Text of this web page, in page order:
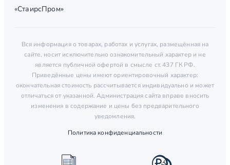
«СтаирсПром»
Вся информация о товарах, работах и услугах, размещённая на
сайте, носит исключительно ознакомительный характер и не
является публичной офертой в смысле ст. 437 ГК РФ.
Приведённые цены имеют ориентировочный характер:
окончательная стоимость рассчитывается индивидуально и может
отличаться от указанной. Администрация сайта вправе вносить
изменения в содержание и цены без предварительного
уведомления.
Политика конфиденциальности